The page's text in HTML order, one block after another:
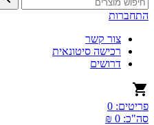
התחברות
צור קשר
רכישה סיטונאית
דרושים
פריטים: 0
סה"כ: 0 ₪